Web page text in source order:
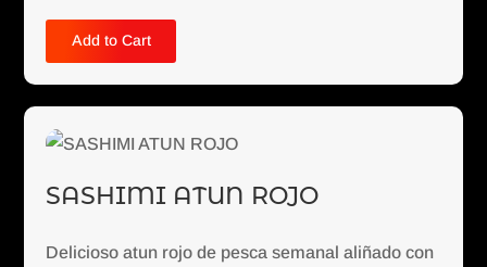
Add to Cart
SASHIMI ATUN ROJO
Delicioso atun rojo de pesca semanal aliñado con